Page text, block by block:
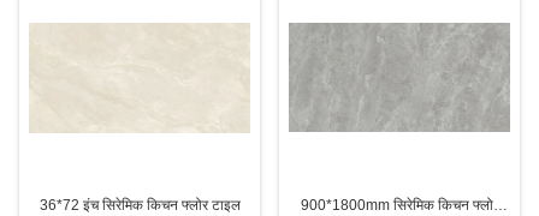
36*72 इंच सिरेमिक किचन फ्लोर टाइल
900*1800mm सिरेमिक किचन फ्लोर